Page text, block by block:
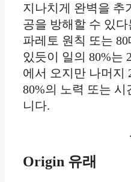
지나치게 완벽을 추
공을 방해할 수 있
파레토 원칙 또는
있듯이 일의 80%는
에서 오지만 나머지
80%의 노력 또는
니다.
Origin 유래